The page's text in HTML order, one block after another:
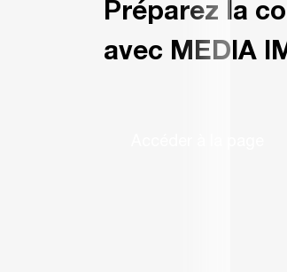
Préparez la
avec MEDIA